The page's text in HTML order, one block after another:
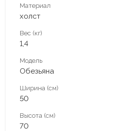
Материал
холст
Вес (кг)
1,4
Модель
Обезьяна
Ширина (см)
50
Высота (см)
70